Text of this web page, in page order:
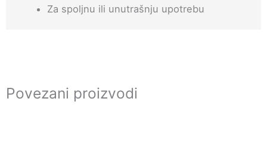
Za spoljnu ili unutrašnju upotrebu
Povezani proizvodi